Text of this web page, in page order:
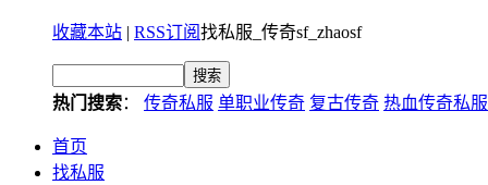
收藏本站 | RSS订阅找私服_传奇sf_zhaosf
热门搜索： 传奇私服 单职业传奇 复古传奇 热血传奇私服
首页
找私服